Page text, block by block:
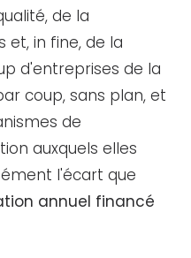
de la
et, in fine, de la
d'entreprises de la
coup, sans plan, et
de
auxquels elles
l'écart que
annuel financé